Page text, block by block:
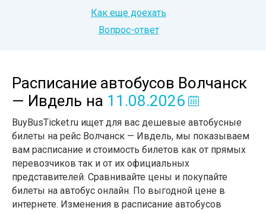
Как еще доехать
Вопрос-ответ
Расписание автобусов Волчанск
— Ивдель на 11.08.2026
BuyBusTicket.ru ищет для вас дешевые автобусные
билеты на рейс Волчанск — Ивдель, мы показываем
вам расписание и стоимость билетов как от прямых
перевозчиков так и от их официальных
представителей. Сравнивайте цены и покупайте
билеты на автобус онлайн. По выгодной цене в
интернете. Изменения в расписание автобусов